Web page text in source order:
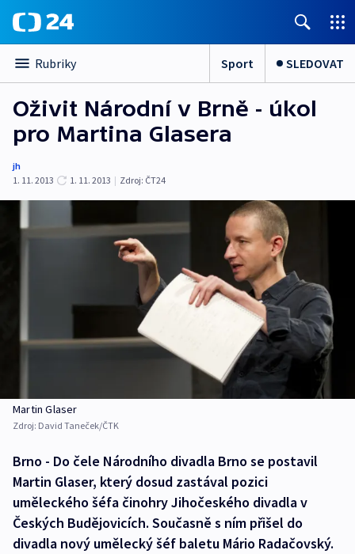
Rubriky Sport SLEDOVAT
Oživit Národní v Brně - úkol
pro Martina Glasera
jh
1. 11. 2013
1. 11. 2013 | Zdroj: ČT24
Martin Glaser
Zdroj: David Taneček/ČTK
Brno - Do čele Národního divadla Brno se postavil
Martin Glaser, který dosud zastával pozici
uměleckého šéfa činohry Jihočeského divadla v
Českých Budějovicích. Současně s ním přišel do
divadla nový umělecký šéf baletu Mário Radačovský.